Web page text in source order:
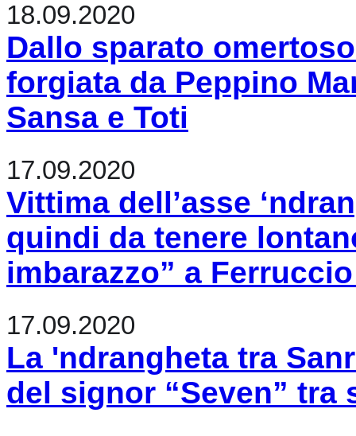
18.09.2020
Dallo sparato
forgiata da Peppino
Sansa e Toti
17.09.2020
Vittima dell’asse
quindi da tenere
imbarazzo” a
17.09.2020
La 'ndrangheta tra
del signor “Seven” tra